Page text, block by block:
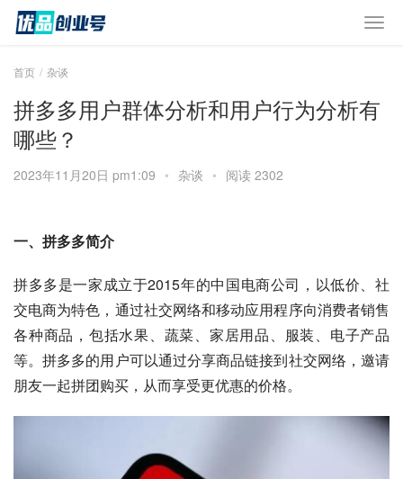
首页 杂谈
拼多多用户群体分析和用户行为分析有
哪些？
2023年11月20日 pm1:09 • 杂谈 • 阅读 2302
一、拼多多简介
拼多多是一家成立于2015年的中国电商公司，以低价、社
交电商为特色，通过社交网络和移动应用程序向消费者销售
各种商品，包括水果、蔬菜、家居用品、服装、电子产品
等。拼多多的用户可以通过分享商品链接到社交网络，邀请
朋友一起拼团购买，从而享受更优惠的价格。